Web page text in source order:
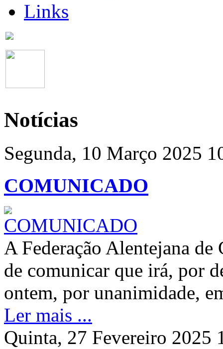
Links
Notícias
Segunda, 10 Março 2025
COMUNICADO
A Federação Alentejana de
de comunicar que irá, por
ontem, por unanimidade,
Ler mais ...
Quinta, 27 Fevereiro 2025